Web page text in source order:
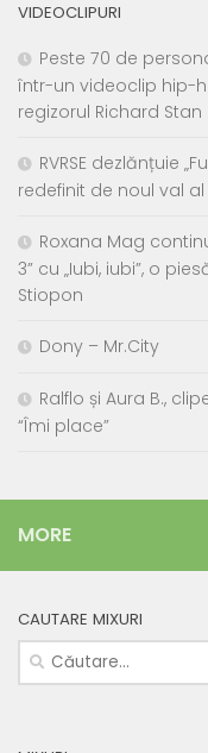
VIDEOCLIPURI
Peste 70 de
într-un videoclip hip-
regizorul Richard Stan
RVRSE dezlănțuie
redefinit de noul val
Roxana Mag
3” cu „Iubi, iubi”, o
Stiopon
Dony – Mr.City
Ralflo și Aura B.,
“Îmi place”
MORE
CAUTARE MIXURI
Caută
după: